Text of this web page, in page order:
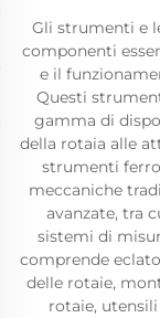
Gli strumenti e
componenti
e il
Questi
gamma di
della rotaia alle
strumenti
meccaniche
avanzate, tra
sistemi di
comprende
delle rotaie,
rotaie,